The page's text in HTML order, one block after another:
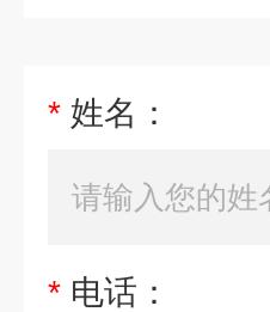
* 姓名：
* 电话：